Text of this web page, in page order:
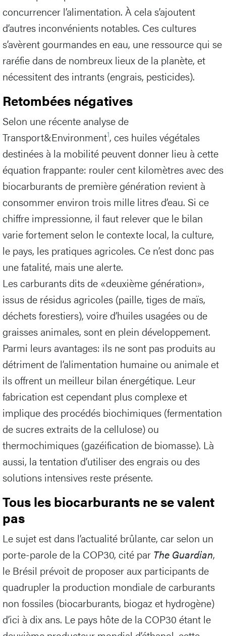
concurrencer l’alimentation. À cela s’ajoutent
d’autres inconvénients notables. Ces cultures
s’avèrent gourmandes en eau, une ressource qui se
raréfie dans de nombreux lieux de la planète, et
nécessitent des intrants (engrais, pesticides).
Retombées négatives
Selon une récente analyse de
Transport&Environment1, ces huiles végétales
destinées à la mobilité peuvent donner lieu à cette
équation frappante: rouler cent kilomètres avec des
biocarburants de première génération revient à
consommer environ trois mille litres d’eau. Si ce
chiffre impressionne, il faut relever que le bilan
varie fortement selon le contexte local, la culture,
le pays, les pratiques agricoles. Ce n’est donc pas
une fatalité, mais une alerte.
Les carburants dits de «deuxième génération»,
issus de résidus agricoles (paille, tiges de maïs,
déchets forestiers), voire d’huiles usagées ou de
graisses animales, sont en plein développement.
Parmi leurs avantages: ils ne sont pas produits au
détriment de l’alimentation humaine ou animale et
ils offrent un meilleur bilan énergétique. Leur
fabrication est cependant plus complexe et
implique des procédés biochimiques (fermentation
de sucres extraits de la cellulose) ou
thermochimiques (gazéification de biomasse). Là
aussi, la tentation d’utiliser des engrais ou des
solutions intensives reste présente.
Tous les biocarburants ne se valent
pas
Le sujet est dans l’actualité brûlante, car selon un
porte-parole de la COP30, cité par The Guardian,
le Brésil prévoit de proposer aux participants de
quadrupler la production mondiale de carburants
non fossiles (biocarburants, biogaz et hydrogène)
d’ici à dix ans. Le pays hôte de la COP30 étant le